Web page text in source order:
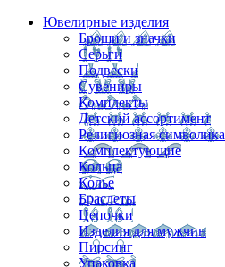
Ювелирные изделия
Броши и значки
Серьги
Подвески
Сувениры
Комплекты
Детский ассортимент
Религиозная символика
Комплектующие
Кольца
Колье
Браслеты
Цепочки
Изделия для мужчин
Пирсинг
Упаковка